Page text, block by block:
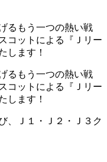
るもう一つの熱い戦
コットによる『Ｊリー
します！
るもう一つの熱い戦
コットによる『Ｊリー
します！
、Ｊ１・Ｊ２・Ｊ３ク